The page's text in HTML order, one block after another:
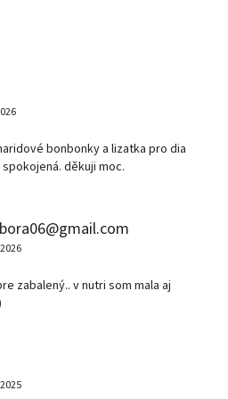
bonbonky a lizatka pro dia
děkuji moc.
zabalený.. v nutri som mala aj